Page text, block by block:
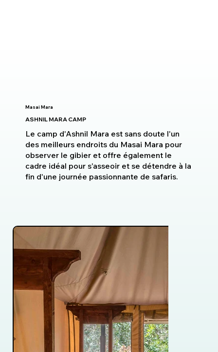
Masai Mara
ASHNIL MARA CAMP
Le camp d'Ashnil Mara est sans doute l'un
des meilleurs endroits du Masai Mara pour
observer le gibier et offre également le
cadre idéal pour s'asseoir et se détendre à la
fin d'une journée passionnante de safaris.